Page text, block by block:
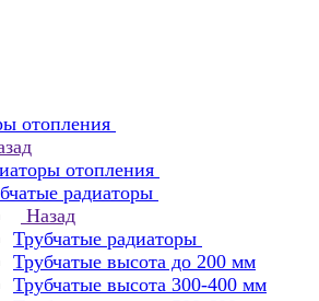
отопления
отопления
радиаторы
Назад
Трубчатые радиаторы
Трубчатые высота до 200 мм
Трубчатые высота 300-400 мм